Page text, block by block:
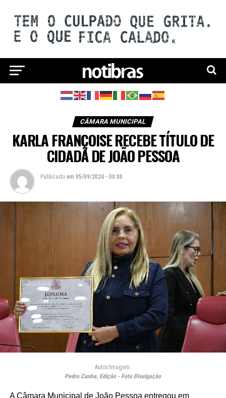
CÂMARA MUNICIPAL
KARLA FRANÇOISE RECEBE TÍTULO DE
CIDADÃ DE JOÃO PESSOA
Publicado em 05/09/2024 - 00:00
Autor/Imagem:
Pedro Cunha, Edição - Foto Divulgação
A Câmara Municipal de João Pessoa entregou em